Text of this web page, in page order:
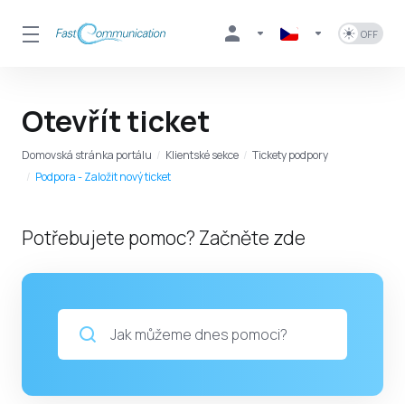
Otevřít ticket
Domovská stránka portálu Klientské sekce
Tickety podpory
Podpora - Založit nový ticket
Potřebujete pomoc? Začněte zde